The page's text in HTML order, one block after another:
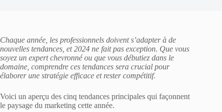
Chaque année, les professionnels doivent s’adapter à de
nouvelles tendances, et 2024 ne fait pas exception. Que vous
soyez un expert chevronné ou que vous débutiez dans le
domaine, comprendre ces tendances sera crucial pour
élaborer une stratégie efficace et rester compétitif.
Voici un aperçu des cinq tendances principales qui façonnent
le paysage du marketing cette année.